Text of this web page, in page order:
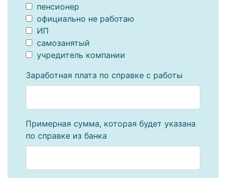
пенсионер
официально не работаю
ИП
самозанятый
учредитель компании
Заработная плата по справке с работы
Примерная сумма, которая будет указана
по справке из банка